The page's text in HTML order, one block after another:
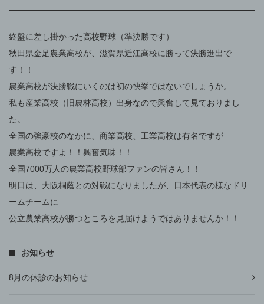
終盤に差し掛かった高校野球（準決勝です）
秋田県金足農業高校が、滋賀県近江高校に勝って決勝進出で
す！！
農業高校が決勝戦にいくのは初の快挙ではないでしょうか。
私も産業高校（旧農林高校）出身なので興奮して見ておりまし
た。
全国の強豪校のなかに、商業高校、工業高校は有名ですが
農業高校ですよ！！興奮気味！！
全国7000万人の農業高校野球部ファンの皆さん！！
明日は、大阪桐蔭との対戦になりましたが、日本代表の様なドリ
ームチームに
公立農業高校が勝つところを見届けようではありませんか！！
お知らせ
8月の休診のお知らせ